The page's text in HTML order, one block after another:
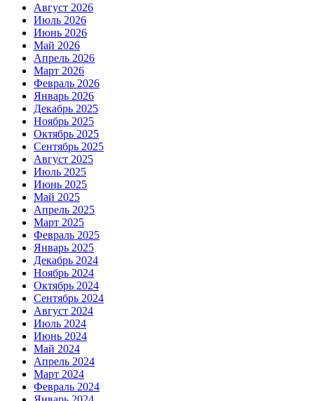
Август 2026
Июль 2026
Июнь 2026
Май 2026
Апрель 2026
Март 2026
Февраль 2026
Январь 2026
Декабрь 2025
Ноябрь 2025
Октябрь 2025
Сентябрь 2025
Август 2025
Июль 2025
Июнь 2025
Май 2025
Апрель 2025
Март 2025
Февраль 2025
Январь 2025
Декабрь 2024
Ноябрь 2024
Октябрь 2024
Сентябрь 2024
Август 2024
Июль 2024
Июнь 2024
Май 2024
Апрель 2024
Март 2024
Февраль 2024